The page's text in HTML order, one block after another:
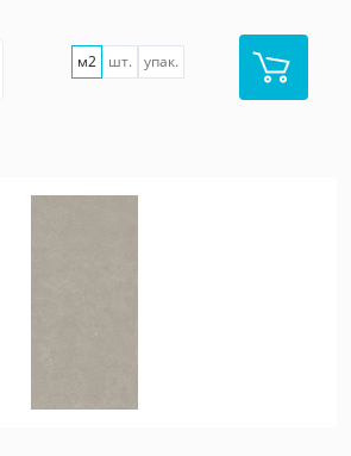
м2 шт. упак.